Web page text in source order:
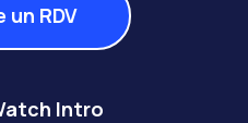
un RDV
Intro